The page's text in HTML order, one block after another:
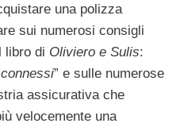
una polizza
sui numerosi consigli
libro di Oliviero e Sulis:
” e sulle numerose
assicurativa che
velocemente una